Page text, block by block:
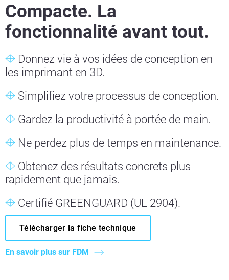
Compacte. La
fonctionnalité avant tout.
Donnez vie à vos idées de conception en
les imprimant en 3D.
Simplifiez votre processus de conception.
Gardez la productivité à portée de main.
Ne perdez plus de temps en maintenance.
Obtenez des résultats concrets plus
rapidement que jamais.
Certifié GREENGUARD (UL 2904).
Télécharger la fiche technique
En savoir plus sur FDM